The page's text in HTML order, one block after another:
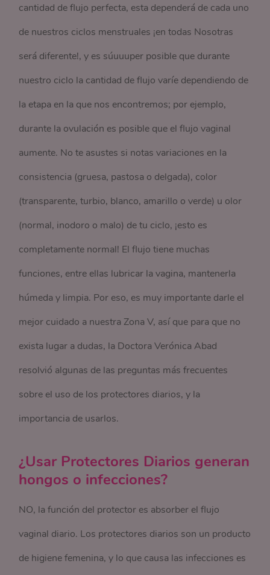
cantidad de flujo perfecta, esta dependerá de cada uno
de nuestros ciclos menstruales ¡en todas Nosotras
será diferente!, y es súuuuper posible que durante
nuestro ciclo la cantidad de flujo varíe dependiendo de
la etapa en la que nos encontremos; por ejemplo,
durante la ovulación es posible que el flujo vaginal
aumente. No te asustes si notas variaciones en la
consistencia (gruesa, pastosa o delgada), color
(transparente, turbio, blanco, amarillo o verde) u olor
(normal, inodoro o malo) de tu ciclo, ¡esto es
completamente normal! El flujo tiene muchas
funciones, entre ellas lubricar la vagina, mantenerla
húmeda y limpia. Por eso, es muy importante darle el
mejor cuidado a nuestra Zona V, así que para que no
exista lugar a dudas, la Doctora Verónica Abad
resolvió algunas de las preguntas más frecuentes
sobre el uso de los protectores diarios, y la
importancia de usarlos.
¿Usar Protectores Diarios generan
hongos o infecciones?
NO, la función del protector es absorber el flujo
vaginal diario. Los protectores diarios son un producto
de higiene femenina, y lo que causa las infecciones es